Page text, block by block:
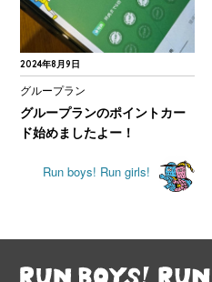
2024年8月9日
グループラン
グループランのポイントカー
ド始めましたよー！
Run boys! Run girls!